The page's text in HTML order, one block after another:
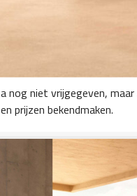
niet vrijgegeven,
prijzen bekendmaken.